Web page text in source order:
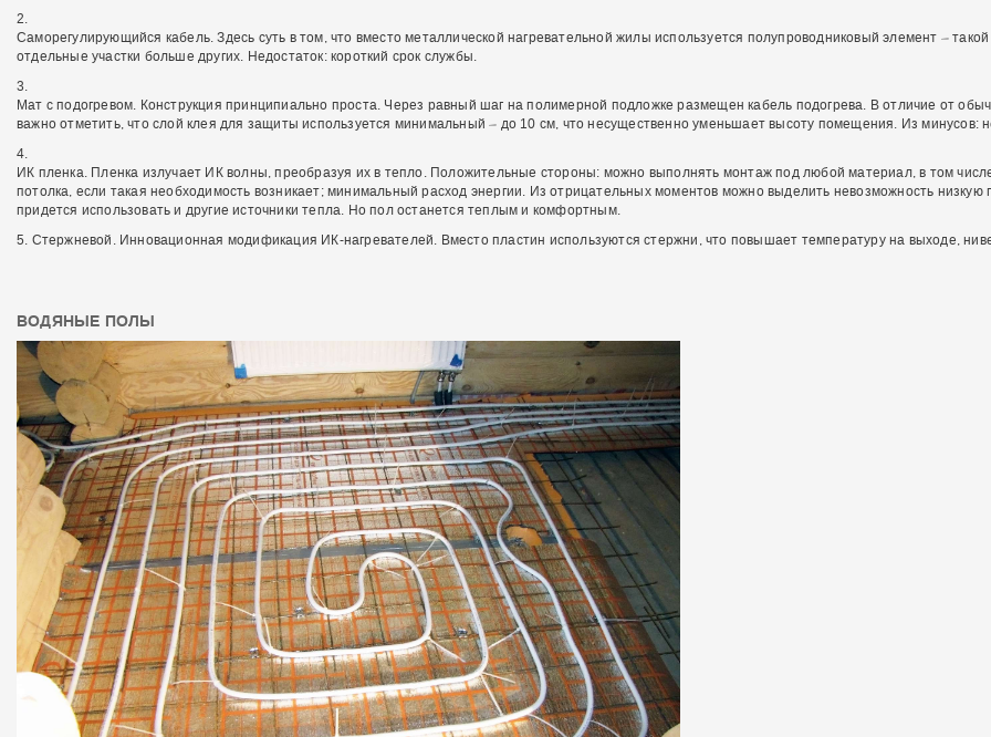
Саморегулирующийся кабель. Здесь суть в том, что вместо металлической нагревательной жилы используется полупроводниковый элемент –
отдельные участки больше других. Недостаток: короткий срок службы.
Мат с подогревом. Конструкция принципиально проста. Через равный шаг на полимерной подложке размещен кабель подогрева. В отличие от
важно отметить, что слой клея для защиты используется минимальный – до 10 см, что несущественно уменьшает высоту помещения. Из минусов:
ИК пленка. Пленка излучает ИК волны, преобразуя их в тепло. Положительные стороны: можно выполнять монтаж под любой материал, в том
потолка, если такая необходимость возникает; минимальный расход энергии. Из отрицательных моментов можно выделить невозможность
придется использовать и другие источники тепла. Но пол останется теплым и комфортным.
Стержневой. Инновационная модификация ИК-нагревателей. Вместо пластин используются стержни, что повышает температуру на выходе,
ВОДЯНЫЕ ПОЛЫ